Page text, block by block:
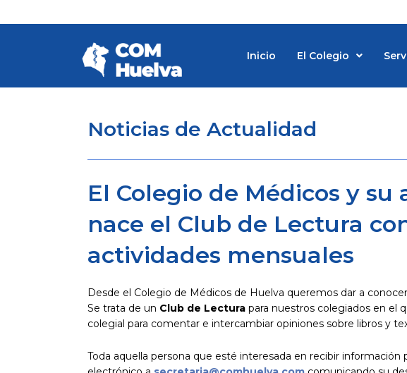
al
Inicio El Colegio
Noticias de Actualidad
El Colegio de Médicos y
nace el Club de Lectura
actividades mensuales
Desde el Colegio de Médicos de Huelva queremos dar a
Se trata de un Club de Lectura para nuestros colegiados en el
colegial para comentar e intercambiar opiniones sobre libros y
Toda aquella persona que esté interesada en recibir